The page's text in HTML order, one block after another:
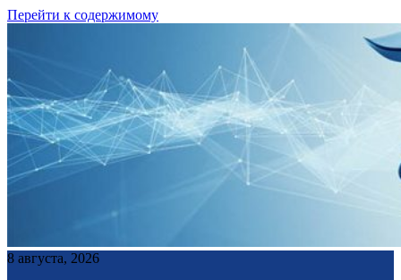
Перейти к содержимому
8 августа, 2026